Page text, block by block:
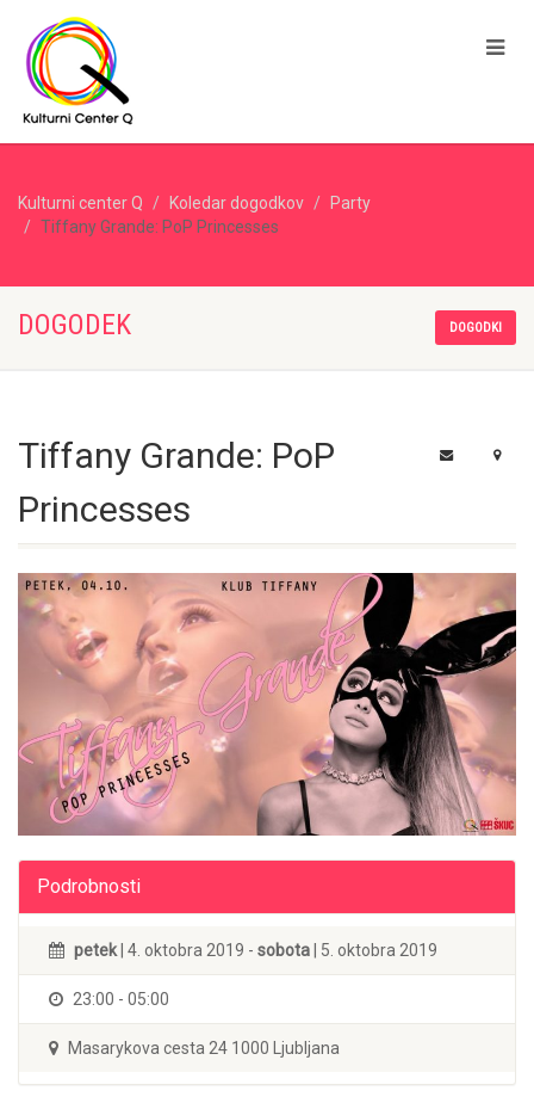
Kulturni center Q Koledar dogodkov
Party
Tiffany Grande: PoP Princesses
DOGODEK DOGODKI
Tiffany Grande: PoP
Princesses
Podrobnosti
petek | 4. oktobra 2019 - sobota | 5. oktobra 2019
23:00 - 05:00
Masarykova cesta 24 1000 Ljubljana